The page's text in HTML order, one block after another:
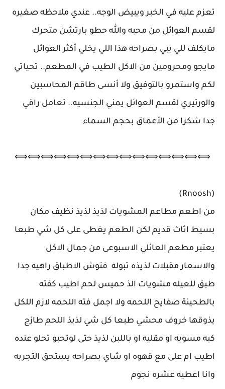
تعزم عليه في الخبر ويبيض الوجه.. عندي ملاحظه صغيره
لقسم العوائل من محبه والله حطو بارتشن متحرك
مايكلف للي يبي بصراحه هذا اللي يخلي أكثر العوائل
مايجو ومحرومين من الاكل الطيب في المطعم.. تحياتي
لكم واستمرو بالتوفيق ولا أنسى طاقم المحاسبين
والورتيري لقسم العوائل يمني الجنسيه.. تعامل راقي
جدا شكرا من الأعماق بحجم السماء
⟺⟺⟺⟺⟺⟺⟺⟺⟺⟺⟺⟺⟺⟺⟺
(Rnoosh)
من اطعم مطاعم المشويات لذيذ لذيذ نظيف مكان
بسيط اثاث قديم لكن الطعم يغطى على كل شي طبعا
يعتبر مطعم العائلي الاسبوعى من جمال الاكل
والاسعار مقبلات لذيذه تبوله فتوش الاطباق راهيه جدا
طبق للعيله مشويات الذ حميس لحم اطيب كفته
بالطحينة صفايح اللحمه ولا اجمل فته اللحمه لازم اللكل
يذوقها خروف محشي طبعا كل شي لذيذ اللحم طازج
كبه مسويه او مقليه او باللبن لذيذ حتى لوتحبو تحلو عنده
اطيب ام على مع قهوه او شاي بصراحه يستحق التجربه
وانا اعطيه عشره نجوم